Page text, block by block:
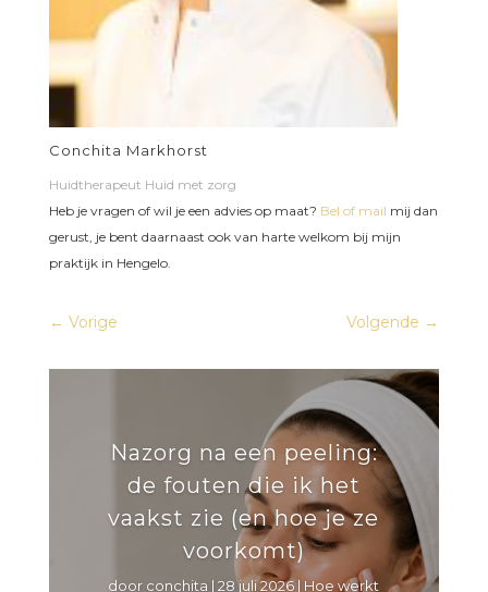
Conchita Markhorst
Huidtherapeut Huid met zorg
Heb je vragen of wil je een advies op maat? Bel of mail mij dan
gerust, je bent daarnaast ook van harte welkom bij mijn
praktijk in Hengelo.
← Vorige Volgende →
Nazorg na een peeling:
de fouten die ik het
vaakst zie (en hoe je ze
voorkomt)
door conchita |28 juli 2026 | Hoe werkt